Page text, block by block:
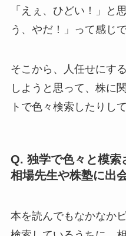
「えぇ、ひどい！」と
う、やだ！」って感じ
そこから、人任せにす
しようと思って、株に
トで色々検索したりし
Q. 独学で色々と模索
相場先生や株塾に出
本を読んでもなかなか